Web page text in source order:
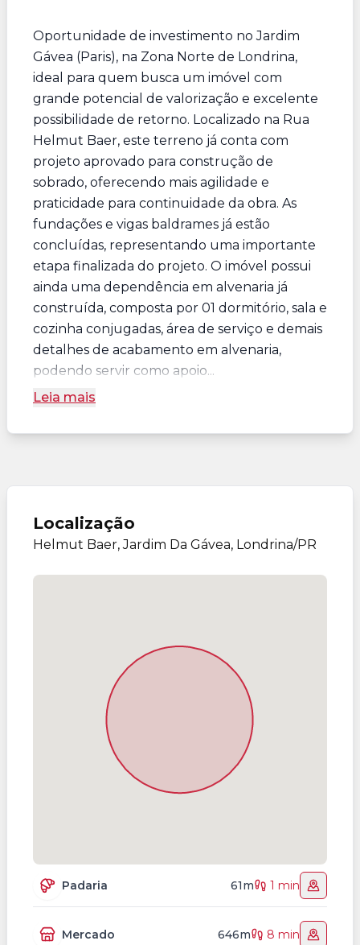
Oportunidade de investimento no Jardim
Gávea (Paris), na Zona Norte de Londrina,
ideal para quem busca um imóvel com
grande potencial de valorização e excelente
possibilidade de retorno. Localizado na Rua
Helmut Baer, este terreno já conta com
projeto aprovado para construção de
sobrado, oferecendo mais agilidade e
praticidade para continuidade da obra. As
fundações e vigas baldrames já estão
concluídas, representando uma importante
etapa finalizada do projeto. O imóvel possui
ainda uma dependência em alvenaria já
construída, composta por 01 dormitório, sala e
cozinha conjugadas, área de serviço e demais
detalhes de acabamento em alvenaria,
podendo servir como apoio...
Leia mais
Localização
Helmut Baer, Jardim Da Gávea, Londrina/PR
Padaria 61m 1 min
Mercado 646m 8 min